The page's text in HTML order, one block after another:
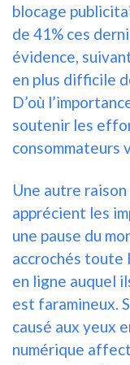
blocage
de 41% ces
évidence,
en plus difficile
D’où
soutenir les
consommateurs
Une autre
apprécient les
une pause du
accrochés toute
en ligne auquel
est faramineux.
causé aux yeux
numérique